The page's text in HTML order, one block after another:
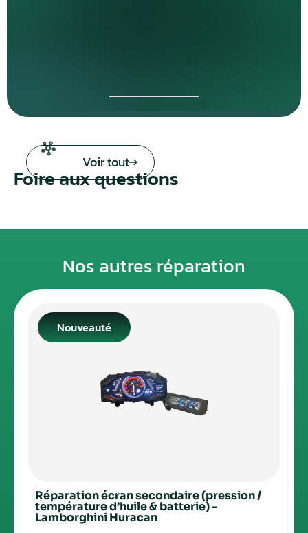
Voir tout
Foire aux questions
Nos autres réparation
Nouveauté
Réparation écran secondaire (pression /
température d’huile & batterie) –
Lamborghini Huracan